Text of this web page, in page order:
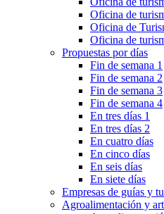
Oficina de
Oficina de
Oficina de
Propuestas por días
Fin de semana 1
Fin de semana 2
Fin de semana 3
Fin de semana 4
En tres días 1
En tres días 2
En cuatro días
En cinco días
En seis días
En siete días
Empresas de guías y
Agroalimentación y